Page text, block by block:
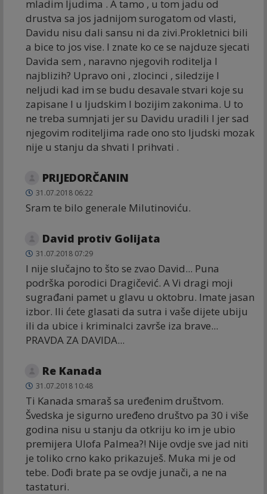
mladim ljudima . A tamo , u tom jadu od
drustva sa jos jadnijom surogatom od vlasti,
Davidu nisu dali sansu ni da zivi.Prokletnici bili
a bice to jos vise. I znate ko ce se najduze sjecati
Davida sem , naravno njegovih roditelja I
najblizih? Upravo oni , zlocinci , siledzije I
neljudi kad im se budu desavale stvari koje su
zapisane I u ljudskim I bozijim zakonima. U to
ne treba sumnjati jer su Davidu uradili I jer sad
njegovim roditeljima rade ono sto ljudski mozak
nije u stanju da shvati I prihvati .
PRIJEDORČANIN
31.07.2018 06:22
Sram te bilo generale Milutinoviću.
David protiv Golijata
31.07.2018 07:29
I nije slučajno to što se zvao David... Puna
podrška porodici Dragičević. A Vi dragi moji
sugrađani pamet u glavu u oktobru. Imate jasan
izbor. Ili ćete glasati da sutra i vaše dijete ubiju
ili da ubice i kriminalci završe iza brave...
PRAVDA ZA DAVIDA...
Re Kanada
31.07.2018 10:48
Ti Kanada smaraš sa uređenim društvom.
Švedska je sigurno uređeno društvo pa 30 i više
godina nisu u stanju da otkriju ko im je ubio
premijera Ulofa Palmea?! Nije ovdje sve jad niti
je toliko crno kako prikazuješ. Muka mi je od
tebe. Dođi brate pa se ovdje junači, a ne na
tastaturi.